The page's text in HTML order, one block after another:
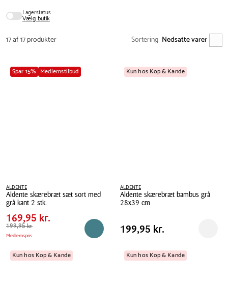
Lagerstatus
Vælg butik
17 af 17 produkter Sortering
Spar 15% Medlemstilbud
ALDENTE
Aldente skærebræt sæt sort med
grå kant 2 stk.
Aldente
skærebræt
sæt
sort
med
Pris
tabel
Pris
169,95 kr.
Spar
30,00 kr.
Førpris
169,95 kr.
199,95 kr.
Medlemspris Reservér i butik
Kun hos Kop & Kande
ALDENTE
Aldente skærebræt bambus grå
28x39 cm
skærebræt
grå
28x39
Pris
Pris 199,95 kr.
199,95 kr.
Kun hos Kop & Kande Kun hos Kop & Kande